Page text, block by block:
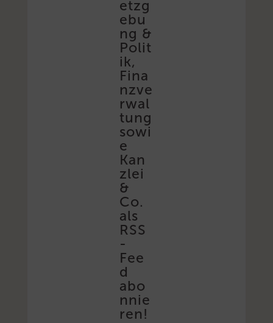
etzg
ebu
ng &
Polit
ik,
Fina
nzve
rwal
tung
sowi
e
Kan
zlei
&
Co.
als
RSS
-
Fee
d
abo
nnie
ren!